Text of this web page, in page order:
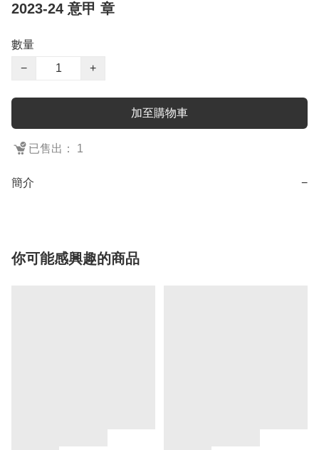
2023-24 意甲 章
數量
−
+
加至購物車
已售出： 1
簡介 −
你可能感興趣的商品